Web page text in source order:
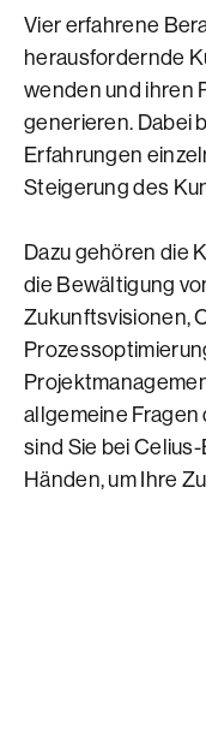
Vier erfahrene
herausfordernde
wenden und ihren
generieren. Dabei
Erfahrungen
Steigerung des
Dazu gehören die
die Bewältigung
Zukunftsvisionen,
allgemeine
sind Sie bei
Händen, um Ihre